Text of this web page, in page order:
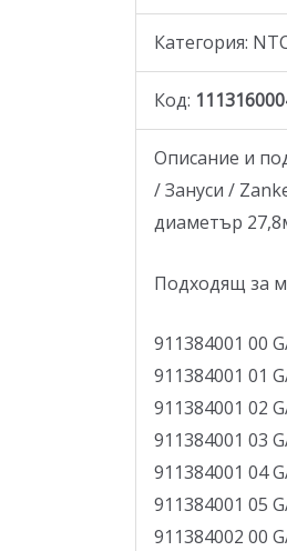
Категория:
Код:
Описание и
/ Зануси /
диаметър
Подходящ за
911384001 00
911384001 01
911384001 02
911384001 03
911384001 04
911384001 05
911384002 00